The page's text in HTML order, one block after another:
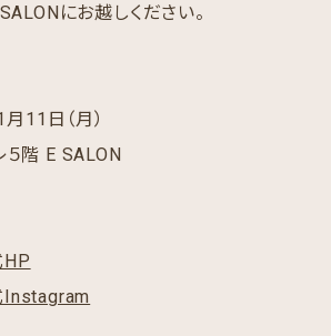
にお越しください。
11日（月）
５階 E SALON